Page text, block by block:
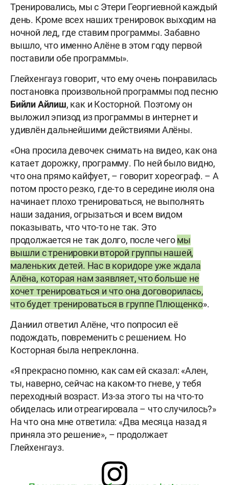
Тренировались, мы с Этери Георгиевной каждый
день. Кроме всех наших тренировок выходим на
ночной лед, где ставим программы. Забавно
вышло, что именно Алёне в этом году первой
поставили обе программы».
Глейхенгауз говорит, что ему очень понравилась
постановка произвольной программы под песню
Бийли Айлиш, как и Косторной. Поэтому он
выложил эпизод из программы в интернет и
удивлён дальнейшими действиями Алёны.
«Она просила девочек снимать на видео, как она
катает дорожку, программу. По ней было видно,
что она прямо кайфует, – говорит хореограф. – А
потом просто резко, где-то в середине июля она
начинает плохо тренироваться, не выполнять
наши задания, огрызаться и всем видом
показывать, что что-то не так. Это
продолжается не так долго, после чегомы
вышли с тренировки второй группы нашей,
маленьких детей. Нас в коридоре уже ждала
Алёна, которая нам заявляет, что больше не
хочет тренироваться и что она договорилась,
что будет тренироваться в группе Плющенко».
Даниил ответил Алёне, что попросил её
подождать, повременить с решением. Но
Косторная была непреклонна.
«Я прекрасно помню, как сам ей сказал: «Ален,
ты, наверно, сейчас на каком-то гневе, у тебя
переходный возраст. Из-за этого ты на что-то
обиделась или отреагировала – что случилось?»
На что она мне ответила: «Два месяца назад я
приняла это решение», – продолжает
Глейхенгауз.